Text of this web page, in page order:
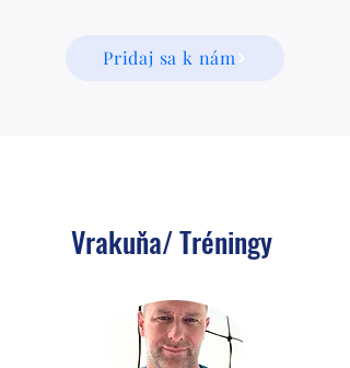
Pridaj sa k nám
Vrakuňa/ Tréningy